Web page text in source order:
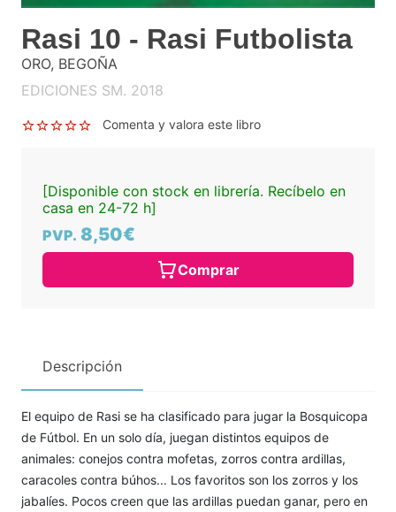
Rasi 10 - Rasi Futbolista
ORO, BEGOÑA
EDICIONES SM. 2018
Comenta y valora este libro
[Disponible con stock en librería. Recíbelo en
casa en 24-72 h]
PVP. 8,50€
Comprar
Descripción
El equipo de Rasi se ha clasificado para jugar la Bosquicopa
de Fútbol. En un solo día, juegan distintos equipos de
animales: conejos contra mofetas, zorros contra ardillas,
caracoles contra búhos... Los favoritos son los zorros y los
jabalíes. Pocos creen que las ardillas puedan ganar, pero en